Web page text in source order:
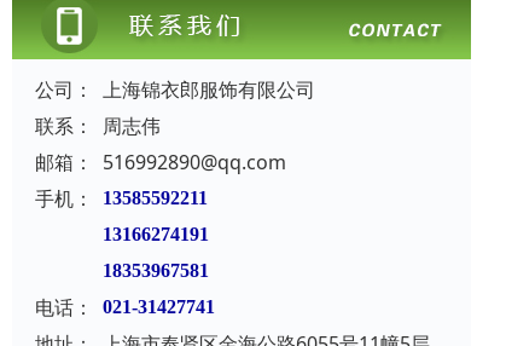
公司：
上海锦衣郎服饰有限公司
联系：
周志伟
邮箱：
516992890@qq.com
手机：
13585592211
13166274191
18353967581
电话： 021-31427741